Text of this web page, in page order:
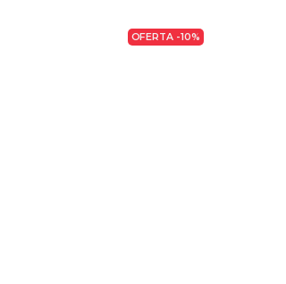
OFERTA -10%